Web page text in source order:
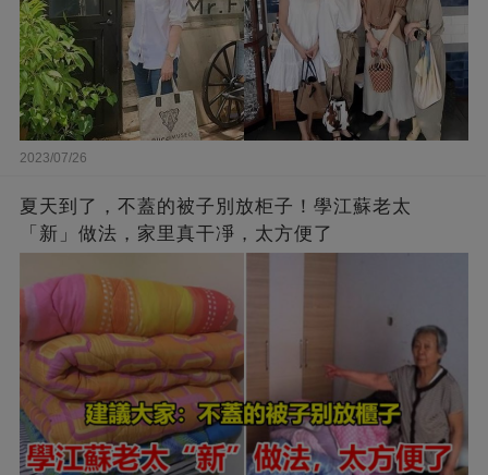
2023/07/26
夏天到了，不蓋的被子別放柜子！學江蘇老太
「新」做法，家里真干凈，太方便了